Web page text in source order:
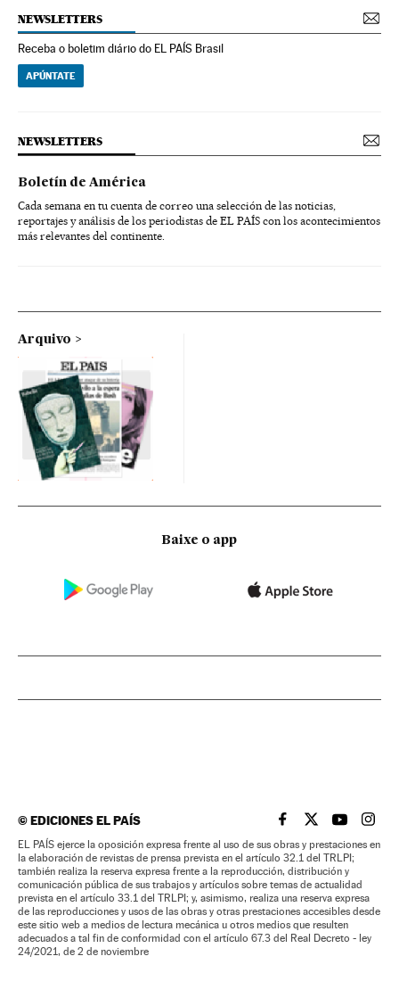
NEWSLETTERS
Receba o boletim diário do EL PAÍS Brasil
APÚNTATE
NEWSLETTERS
Boletín de América
Cada semana en tu cuenta de correo una selección de las noticias,
reportajes y análisis de los periodistas de EL PAÍS con los acontecimientos
más relevantes del continente.
Arquivo
Baixe o app
©EDICIONES EL PAÍS EL PAÍS BRASIL EN
EL PAÍSEL PAÍS
EL
EL PAÍS ejerce la oposición expresa frente al uso de sus obras y prestaciones en
la elaboración de revistas de prensa prevista en el artículo 32.1 del TRLPI;
también realiza la reserva expresa frente a la reproducción, distribución y
comunicación pública de sus trabajos y artículos sobre temas de actualidad
prevista en el artículo 33.1 del TRLPI; y, asimismo, realiza una reserva expresa
de las reproducciones y usos de las obras y otras prestaciones accesibles desde
este sitio web a medios de lectura mecánica u otros medios que resulten
adecuados a tal fin de conformidad con el artículo 67.3 del Real Decreto - ley
24/2021, de 2 de noviembre